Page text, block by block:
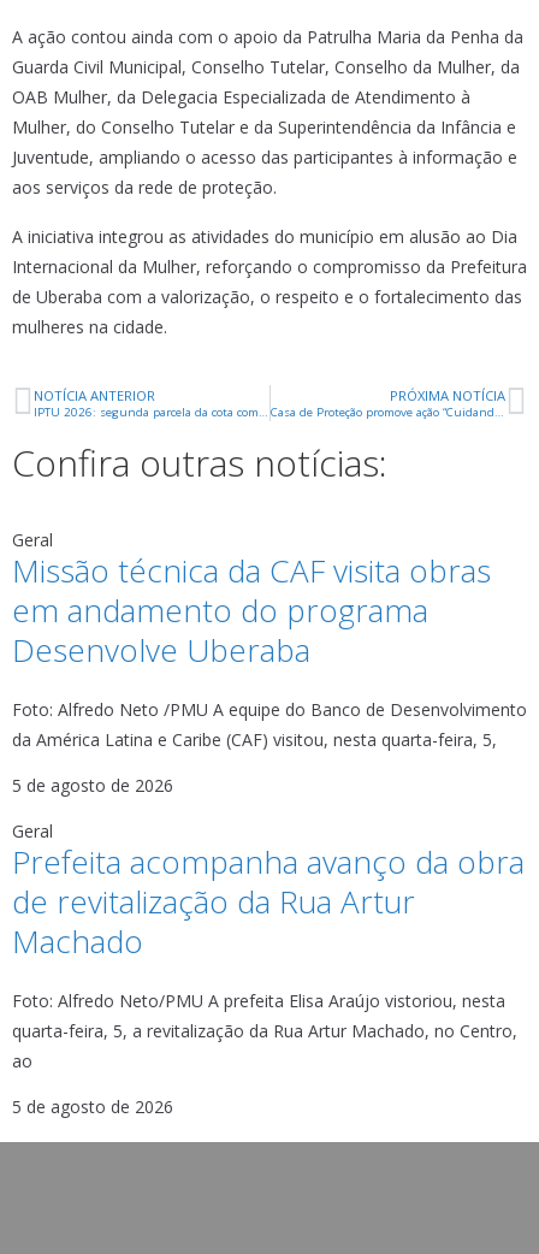
A ação contou ainda com o apoio da Patrulha Maria da Penha da
Guarda Civil Municipal, Conselho Tutelar, Conselho da Mulher, da
OAB Mulher, da Delegacia Especializada de Atendimento à
Mulher, do Conselho Tutelar e da Superintendência da Infância e
Juventude, ampliando o acesso das participantes à informação e
aos serviços da rede de proteção.
A iniciativa integrou as atividades do município em alusão ao Dia
Internacional da Mulher, reforçando o compromisso da Prefeitura
de Uberaba com a valorização, o respeito e o fortalecimento das
mulheres na cidade.
NOTÍCIA ANTERIOR
IPTU 2026: segunda parcela da cota com desconto vence na segunda-feira (9)
PRÓXIMA NOTÍCIA
Casa de Proteção promove ação “Cuidando de Quem Cuida” em homenagem ao Dia da Mulher
Confira outras notícias:
Geral
Missão técnica da CAF visita obras
em andamento do programa
Desenvolve Uberaba
Foto: Alfredo Neto /PMU A equipe do Banco de Desenvolvimento
da América Latina e Caribe (CAF) visitou, nesta quarta-feira, 5,
5 de agosto de 2026
Geral
Prefeita acompanha avanço da obra
de revitalização da Rua Artur
Machado
Foto: Alfredo Neto/PMU A prefeita Elisa Araújo vistoriou, nesta
quarta-feira, 5, a revitalização da Rua Artur Machado, no Centro,
ao
5 de agosto de 2026